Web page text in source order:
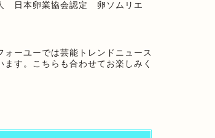
日本卵業協会認定 卵ソムリエ
ォーユーでは芸能トレンドニュース
ます。こちらも合わせてお楽しみく